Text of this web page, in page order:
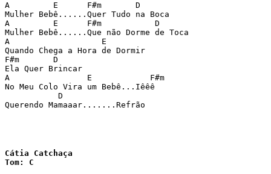
A         E      F#m       D
Mulher Bebê......Quer Tudo na Boca
A         E      F#m           D
Mulher Bebê......Que não Dorme de Toca
A                   E
Quando Chega a Hora de Dormir
F#m       D
Ela Quer Brincar
A                E            F#m
No Meu Colo Vira um Bebê...Iêêê
           D
Querendo Mamaaar.......Refrão
Cátia Catchaça
Tom: C